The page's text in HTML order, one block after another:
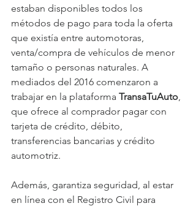
estaban disponibles todos los
métodos de pago para toda la oferta
que existía entre automotoras,
venta/compra de vehículos de menor
tamaño o personas naturales. A
mediados del 2016 comenzaron a
trabajar en la plataforma TransaTuAuto
que ofrece al comprador pagar con
tarjeta de crédito, débito,
transferencias bancarias y crédito
automotriz.
Además, garantiza seguridad, al estar
en línea con el Registro Civil para